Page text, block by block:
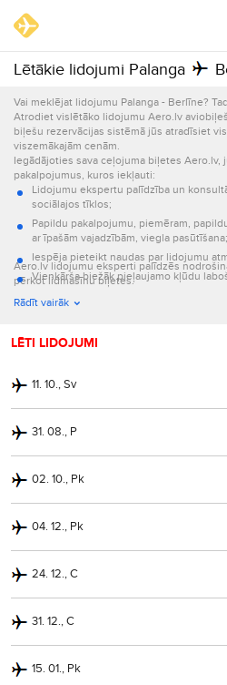
Lētākie lidojumi Palanga
Vai meklējat lidojumu Palanga - Berlīne?
Atrodiet vislētāko lidojumu Aero.lv
biļešu rezervācijas sistēmā jūs atradīsiet
viszemākajām cenām.
Iegādājoties sava ceļojuma biļetes Aero.lv,
pakalpojumus, kuros iekļauti:
Lidojumu ekspertu palīdzība un
sociālajos tīklos;
Papildu pakalpojumu, piemēram,
ar īpašām vajadzībām, viegla pasūtīšana;
Iespēja pieteikt naudas par lidojumu
Vienkārša biežāk pieļaujamo kļūdu
Informācijas par lidojumu nosūtīšana e-
Aero.lv lidojumu eksperti palīdzēs
pērkot lidmašīnu biļetes.
Rādīt vairāk
LĒTI LIDOJUMI
11. 10., Sv
31. 08., P
02. 10., Pk
04. 12., Pk
24. 12., C
31. 12., C
15. 01., Pk